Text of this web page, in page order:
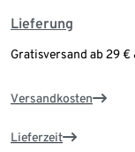
Lieferung
Gratisversand ab 29 €
Versandkosten
Lieferzeit